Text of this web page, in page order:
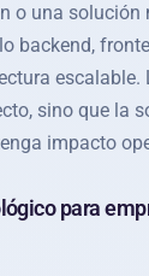
o una solución
backend,
escalable.
sino que la
impacto
para